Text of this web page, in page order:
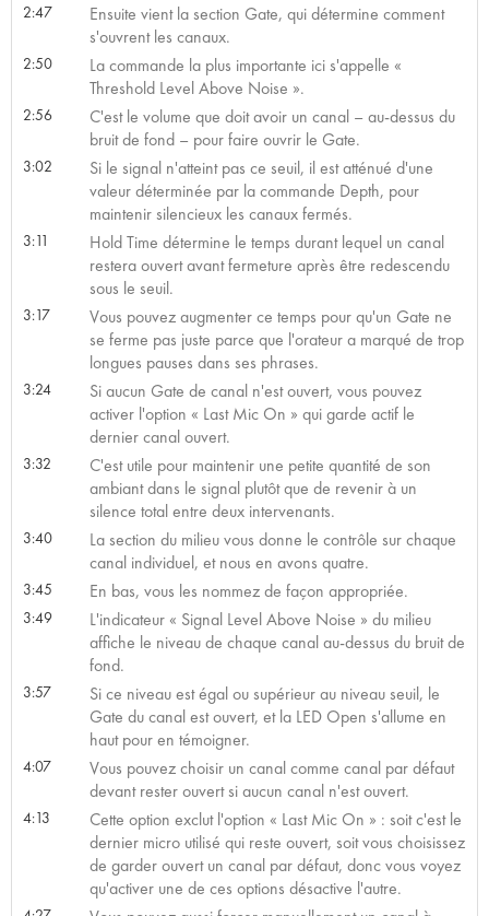
2:47
Ensuite vient la section Gate, qui détermine comment
s'ouvrent les canaux.
2:50
La commande la plus importante ici s'appelle «
Threshold Level Above Noise ».
2:56
C'est le volume que doit avoir un canal – au-dessus du
bruit de fond – pour faire ouvrir le Gate.
3:02
Si le signal n'atteint pas ce seuil, il est atténué d'une
valeur déterminée par la commande Depth, pour
maintenir silencieux les canaux fermés.
3:11
Hold Time détermine le temps durant lequel un canal
restera ouvert avant fermeture après être redescendu
sous le seuil.
3:17
Vous pouvez augmenter ce temps pour qu'un Gate ne
se ferme pas juste parce que l'orateur a marqué de trop
longues pauses dans ses phrases.
3:24
Si aucun Gate de canal n'est ouvert, vous pouvez
activer l'option « Last Mic On » qui garde actif le
dernier canal ouvert.
3:32
C'est utile pour maintenir une petite quantité de son
ambiant dans le signal plutôt que de revenir à un
silence total entre deux intervenants.
3:40
La section du milieu vous donne le contrôle sur chaque
canal individuel, et nous en avons quatre.
3:45 En bas, vous les nommez de façon appropriée.
3:49
L'indicateur « Signal Level Above Noise » du milieu
affiche le niveau de chaque canal au-dessus du bruit de
fond.
3:57
Si ce niveau est égal ou supérieur au niveau seuil, le
Gate du canal est ouvert, et la LED Open s'allume en
haut pour en témoigner.
4:07
Vous pouvez choisir un canal comme canal par défaut
devant rester ouvert si aucun canal n'est ouvert.
4:13
Cette option exclut l'option « Last Mic On » : soit c'est le
dernier micro utilisé qui reste ouvert, soit vous choisissez
de garder ouvert un canal par défaut, donc vous voyez
qu'activer une de ces options désactive l'autre.